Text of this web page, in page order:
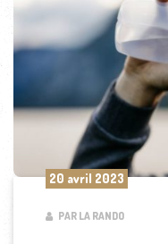
20 avril 2023
PAR LA RANDO